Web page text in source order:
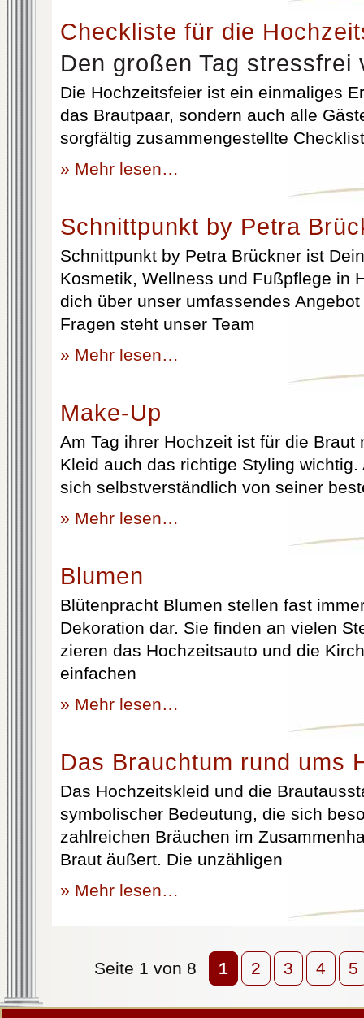
Checkliste für die
Den großen Tag stressfrei
Die Hochzeitsfeier ist ein einmaliges
das Brautpaar, sondern auch alle
sorgfältig zusammengestellte
» Mehr lesen…
Schnittpunkt by Petra
Schnittpunkt by Petra Brückner ist
Kosmetik, Wellness und Fußpflege in
dich über unser umfassendes
Fragen steht unser Team
» Mehr lesen…
Make-Up
Am Tag ihrer Hochzeit ist für die Braut
Kleid auch das richtige Styling
sich selbstverständlich von seiner
» Mehr lesen…
Blumen
Blütenpracht Blumen stellen fast
Dekoration dar. Sie finden an vielen
zieren das Hochzeitsauto und die
einfachen
» Mehr lesen…
Das Brauchtum rund ums
Das Hochzeitskleid und die
symbolischer Bedeutung, die sich
zahlreichen Bräuchen im
Braut äußert. Die unzähligen
» Mehr lesen…
Seite 1 von 8 1 2 3 4 5